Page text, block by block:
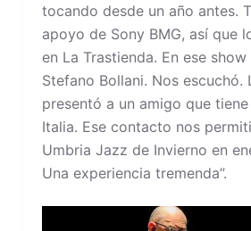
tocando desde un año antes.
apoyo de Sony BMG, así que
en La Trastienda. En ese
Stefano Bollani. Nos escuchó.
presentó a un amigo que
Italia. Ese contacto nos
Umbria Jazz de Invierno en
Una experiencia tremenda”.